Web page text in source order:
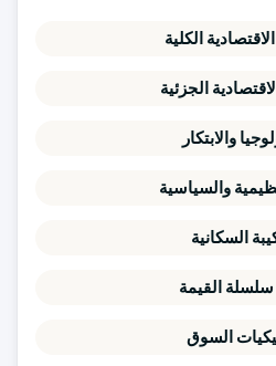
الكلية
الجزئية
والابتكار
والسياسية
السكانية
القيمة
السوق